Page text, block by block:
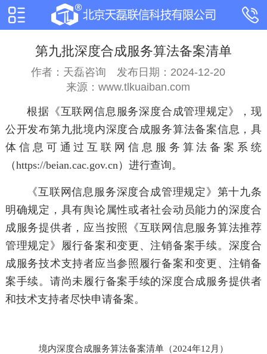
第九批深度合成服务算法备案清单
作者：天磊咨询
发布日期：2024-12-20
来源：www.tlkuaiban.com
根据《互联网信息服务深度合成管理规定》，现
公开发布第九批境内深度合成服务算法备案信息，具
体信息可通过互联网信息服务算法备案系统
（https://beian.cac.gov.cn）进行查询。
《互联网信息服务深度合成管理规定》第十九条
明确规定，具有舆论属性或者社会动员能力的深度合
成服务提供者，应当按照《互联网信息服务算法推荐
管理规定》履行备案和变更、注销备案手续。深度合
成服务技术支持者应当参照履行备案和变更、注销备
案手续。请尚未履行备案手续的深度合成服务提供者
和技术支持者尽快申请备案。
境内深度合成服务算法备案清单（2024年12月 ）